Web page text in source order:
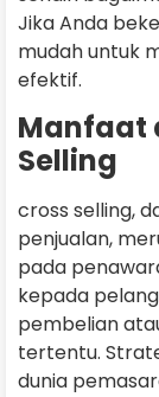
Jika Anda
mudah untuk
efektif.
Manfaat
Selling
cross selling,
penjualan,
pada
kepada
pembelian
tertentu.
dunia